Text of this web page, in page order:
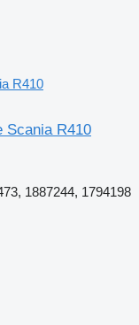
R410
Scania R410
1887244, 1794198